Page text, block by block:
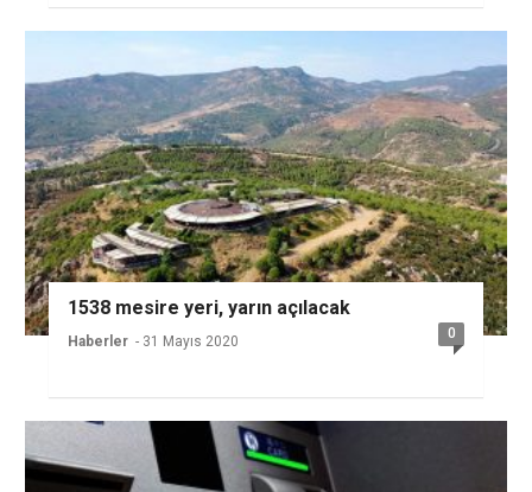
1538 mesire yeri, yarın açılacak
Haberler - 31 Mayıs 2020 0